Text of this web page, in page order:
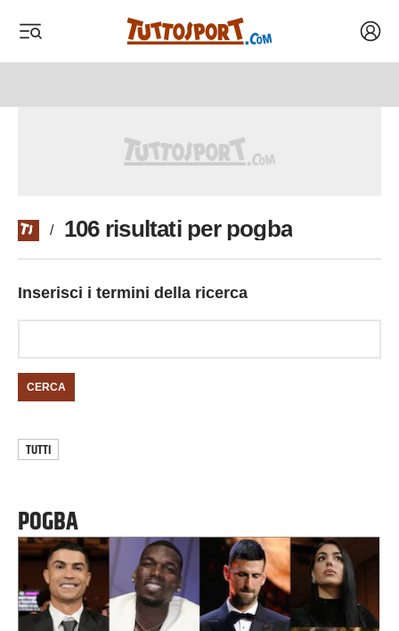
/ 106 risultati per pogba
Inserisci i termini della ricerca
CERCA
TUTTI
POGBA